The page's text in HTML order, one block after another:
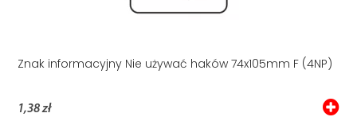
Znak informacyjny Nie używać haków 74x105mm F (4NP)
1,38 zł